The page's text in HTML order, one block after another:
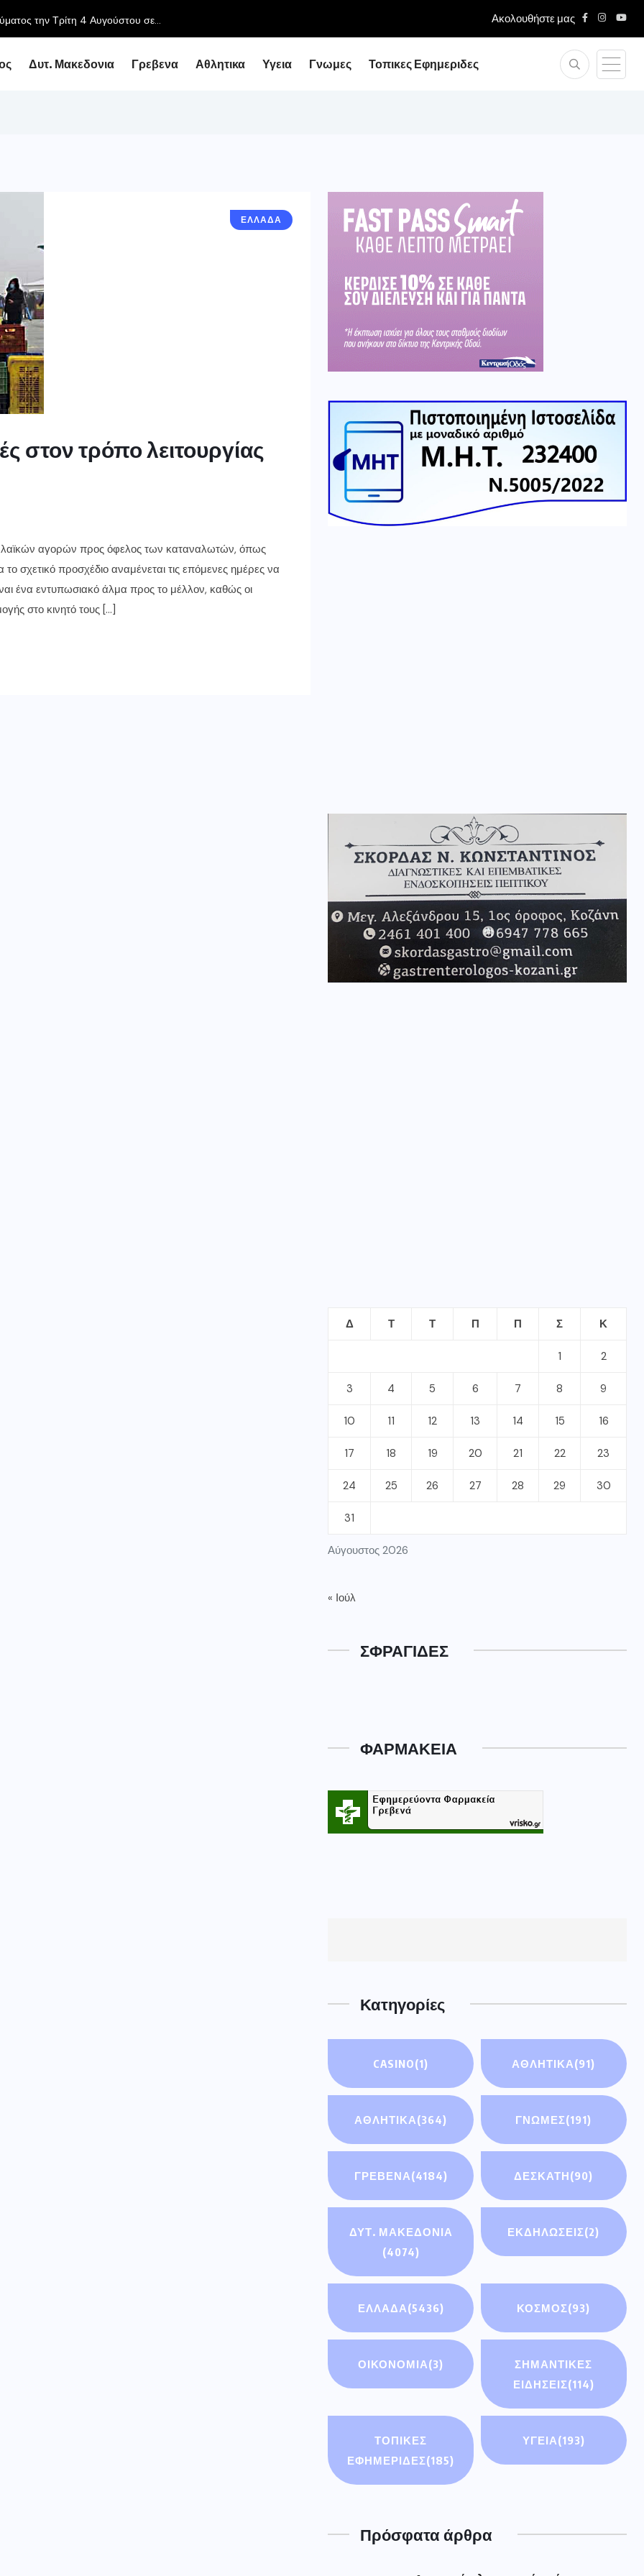
την Τρίτη 4 Αυγούστου σε... Ακολουθήστε μας
Δυτ. Μακεδονια Γρεβενα Αθλητικα Υγεια Γνωμες Τοπικες Εφημεριδες
ΕΛΛΑΔΑ
στον τρόπο λειτουργίας
λαϊκών αγορών προς όφελος των καταναλωτών, όπως
σχετικό προσχέδιο αναμένεται τις επόμενες ημέρες να
ένα εντυπωσιακό άλμα προς το μέλλον, καθώς οι
στο κινητό τους […]
Αύγουστος 2026
Δ Τ Τ Π Π Σ Κ
1 2
3 4 5 6 7 8 9
10 11 12 13 14 15 16
17 18 19 20 21 22 23
24 25 26 27 28 29 30
31
« Ιούλ
ΣΦΡΑΓΙΔΕΣ
ΦΑΡΜΑΚΕΙΑ
Κατηγορίες
CASINO(1) ΑΘΛΗΤΙΚΆ(91)
ΑΘΛΗΤΙΚΑ(364) ΓΝΩΜΕΣ(191)
ΓΡΕΒΕΝΑ(4184) ΔΕΣΚΑΤΗ(90)
ΔΥΤ. ΜΑΚΕΔΟΝΙΑ
(4074)
ΕΚΔΗΛΩΣΕΙΣ(2)
ΕΛΛΑΔΑ(5436) ΚΟΣΜΟΣ(93)
ΟΙΚΟΝΟΜΊΑ(3)
ΣΗΜΑΝΤΙΚΈΣ
ΕΙΔΉΣΕΙΣ(114)
ΤΟΠΙΚΕΣ
ΕΦΗΜΕΡΙΔΕΣ(185)
ΥΓΕΙΑ(193)
Πρόσφατα άρθρα